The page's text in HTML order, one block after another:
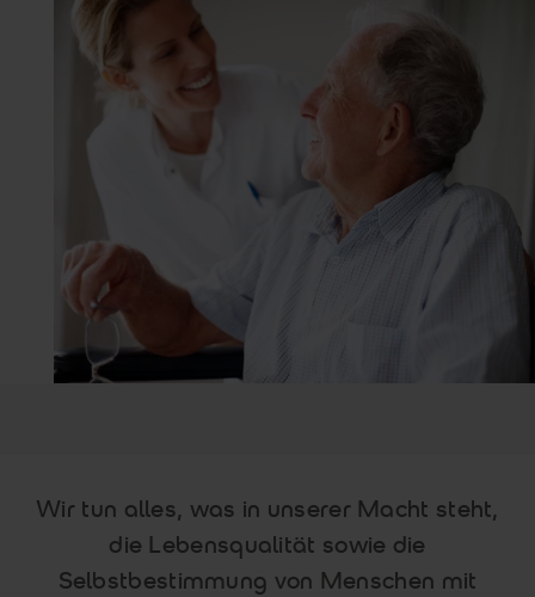
Wir tun alles, was in unserer Macht steht,
die Lebensqualität sowie die
Selbstbestimmung von Menschen mit